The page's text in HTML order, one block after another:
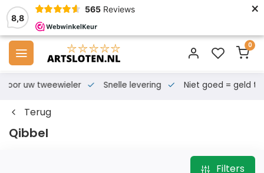
8,8
565 Reviews ×
0
voor uw tweewieler Snelle levering Niet goed = geld
Terug
Qibbel
Filters